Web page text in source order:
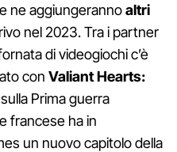
ne aggiungerannoaltri
nel 2023. Tra i partner
di videogiochi c’è
con Valiant Hearts:
Prima guerra
francese ha in
un nuovo capitolo della